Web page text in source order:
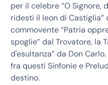
per il celebre “O Signore,
ridesti il leon di Castiglia”
commovente “Patria
spoglie” dal Trovatore, la
d'esultanza” da Don
fra questi Sinfonie e
destino.